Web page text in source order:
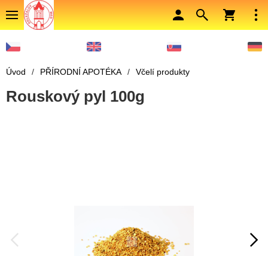
Úvod / PŘÍRODNÍ APOTÉKA / Včelí produkty
Rouskový pyl 100g